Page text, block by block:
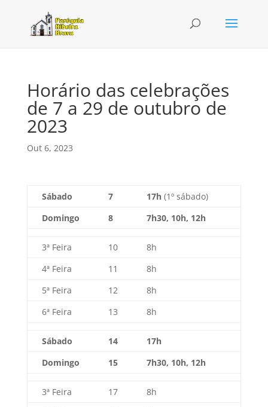
Horário das celebrações
de 7 a 29 de outubro de
2023
Out 6, 2023
Sábado 7 17h (1º sábado)
Domingo
8 7h30, 10h, 12h
3ª Feira 10
8h
4ª Feira
11
8h
5ª Feira
12
8h
6ª Feira
13 8h
Sábado 14
17h
Domingo
15 7h30, 10h, 12h
3ª Feira 17
8h